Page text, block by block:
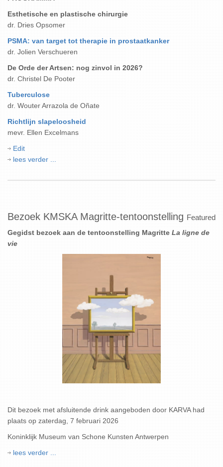
Esthetische en plastische chirurgie
dr. Dries Opsomer
PSMA: van target tot therapie in prostaatkanker
dr. Jolien Verschueren
De Orde der Artsen: nog zinvol in 2026?
dr. Christel De Pooter
Tuberculose
dr. Wouter Arrazola de Oñate
Richtlijn slapeloosheid
mevr. Ellen Excelmans
Edit
lees verder ...
Bezoek KMSKA Magritte-tentoonstelling Featured
Gegidst bezoek aan de tentoonstelling Magritte La ligne de
vie
Dit bezoek met afsluitende drink aangeboden door KARVA had
plaats op zaterdag, 7 februari 2026
Koninklijk Museum van Schone Kunsten Antwerpen
lees verder ...